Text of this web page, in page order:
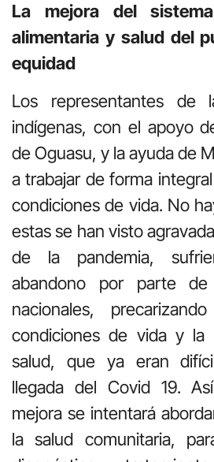
La mejora del
alimentaria y salud del
equidad
Los representantes de
indígenas, con el apoyo
de Oguasu, y la ayuda de
a trabajar de forma
condiciones de vida. No
estas se han visto
de la pandemia,
abandono por parte de
nacionales,
condiciones de vida y la
salud, que ya eran
llegada del Covid 19.
mejora se intentará
la salud comunitaria,